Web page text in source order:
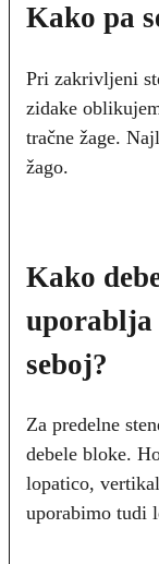
Kako pa
Pri zakrivljeni
zidake
tračne žage.
žago.
Kako
uporablja
seboj?
Za predelne
debele bloke.
lopatico,
uporabimo tudi